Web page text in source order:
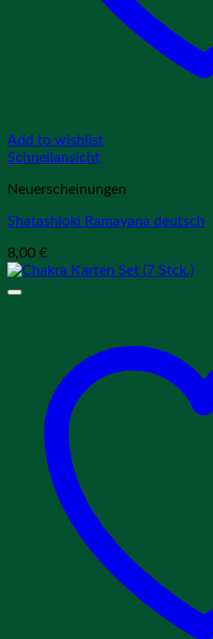
Add to wishlist
Schnellansicht
Neuerscheinungen
Shatashloki Ramayana deutsch
8,00 €